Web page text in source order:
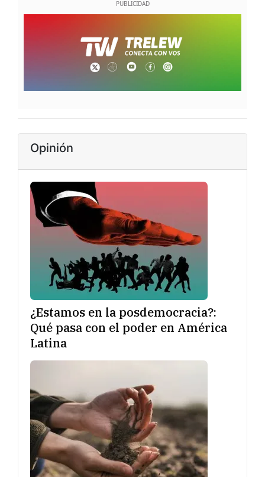
Opinión
¿Estamos en la posdemocracia?:
Qué pasa con el poder en América
Latina